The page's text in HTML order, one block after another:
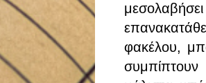
φακέλου,